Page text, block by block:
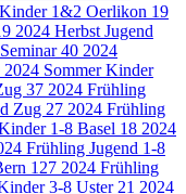
1&2 Oerlikon 19
2024 Herbst Jugend
40 2024
2024 Sommer Kinder
37 2024 Frühling
Zug 27 2024 Frühling
1-8 Basel 18 2024
Frühling Jugend 1-8
127 2024 Frühling
3-8 Uster 21 2024